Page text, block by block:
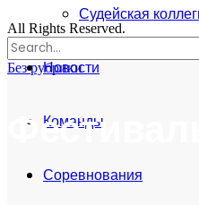
Судейская
Новости
Команды
Соревнования
All Rights Reserved.
Поиск
for:
Без рубрики